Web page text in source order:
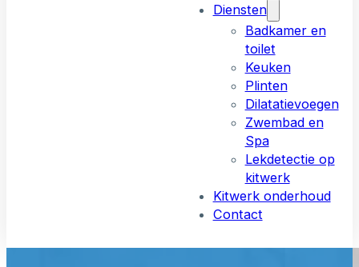
Diensten
Badkamer en
toilet
Keuken
Plinten
Dilatatievoegen
Zwembad en
Spa
Lekdetectie op
kitwerk
Kitwerk onderhoud
Contact